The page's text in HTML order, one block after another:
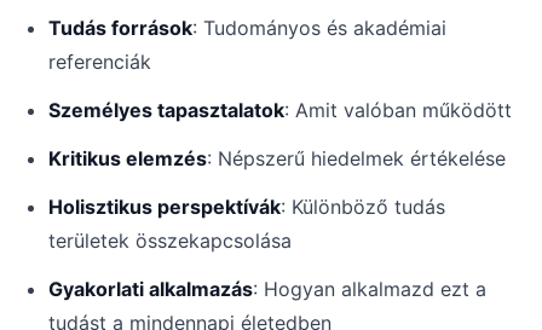
Tudás források: Tudományos és akadémiai
referenciák
Személyes tapasztalatok: Amit valóban működött
Kritikus elemzés: Népszerű hiedelmek értékelése
Holisztikus perspektívák: Különböző tudás
területek összekapcsolása
Gyakorlati alkalmazás: Hogyan alkalmazd ezt a
tudást a mindennapi életedben